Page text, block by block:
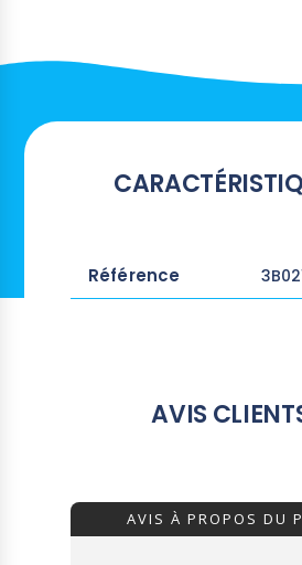
Référence
AVIS
AVIS À PROPOS DU